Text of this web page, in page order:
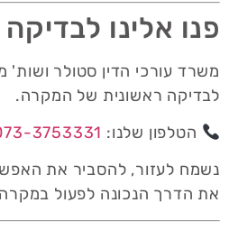
פנו אלינו
משרד עורכי הדין סטולר ושות'
לבדיקה ראשונית של המקרה.
הטלפון שלנו: 3753331
נשמח לעזור, להסביר את
את הדרך הנכונה לפעול